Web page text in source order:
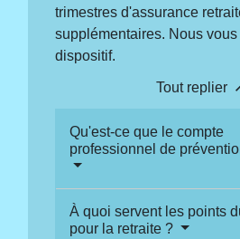
trimestres d'assurance
supplémentaires. Nous
dispositif.
Tout replier
Qu'est-ce que le compte
professionnel de
À quoi servent les points
pour la retraite ?